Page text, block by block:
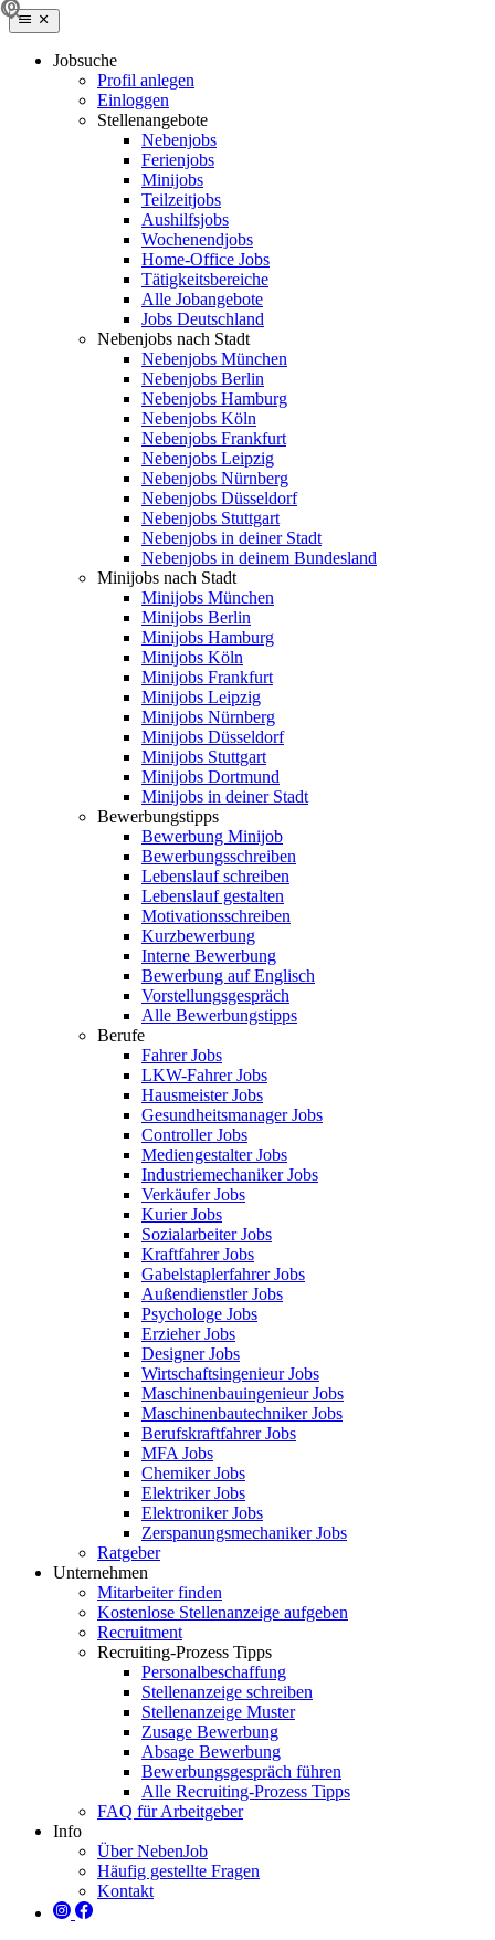
Jobsuche
Profil anlegen
Einloggen
Stellenangebote
Nebenjobs
Ferienjobs
Minijobs
Teilzeitjobs
Aushilfsjobs
Wochenendjobs
Home-Office Jobs
Tätigkeitsbereiche
Alle Jobangebote
Jobs Deutschland
Nebenjobs nach Stadt
Nebenjobs München
Nebenjobs Berlin
Nebenjobs Hamburg
Nebenjobs Köln
Nebenjobs Frankfurt
Nebenjobs Leipzig
Nebenjobs Nürnberg
Nebenjobs Düsseldorf
Nebenjobs Stuttgart
Nebenjobs in deiner Stadt
Nebenjobs in deinem Bundesland
Minijobs nach Stadt
Minijobs München
Minijobs Berlin
Minijobs Hamburg
Minijobs Köln
Minijobs Frankfurt
Minijobs Leipzig
Minijobs Nürnberg
Minijobs Düsseldorf
Minijobs Stuttgart
Minijobs Dortmund
Minijobs in deiner Stadt
Bewerbungstipps
Bewerbung Minijob
Bewerbungsschreiben
Lebenslauf schreiben
Lebenslauf gestalten
Motivationsschreiben
Kurzbewerbung
Interne Bewerbung
Bewerbung auf Englisch
Vorstellungsgespräch
Alle Bewerbungstipps
Berufe
Fahrer Jobs
LKW-Fahrer Jobs
Hausmeister Jobs
Gesundheitsmanager Jobs
Controller Jobs
Mediengestalter Jobs
Industriemechaniker Jobs
Verkäufer Jobs
Kurier Jobs
Sozialarbeiter Jobs
Kraftfahrer Jobs
Gabelstaplerfahrer Jobs
Außendienstler Jobs
Psychologe Jobs
Erzieher Jobs
Designer Jobs
Wirtschaftsingenieur Jobs
Maschinenbauingenieur Jobs
Maschinenbautechniker Jobs
Berufskraftfahrer Jobs
MFA Jobs
Chemiker Jobs
Elektriker Jobs
Elektroniker Jobs
Zerspanungsmechaniker Jobs
Ratgeber
Unternehmen
Mitarbeiter finden
Kostenlose Stellenanzeige aufgeben
Recruitment
Recruiting-Prozess Tipps
Personalbeschaffung
Stellenanzeige schreiben
Stellenanzeige Muster
Zusage Bewerbung
Absage Bewerbung
Bewerbungsgespräch führen
Alle Recruiting-Prozess Tipps
FAQ für Arbeitgeber
Info
Über NebenJob
Häufig gestellte Fragen
Kontakt